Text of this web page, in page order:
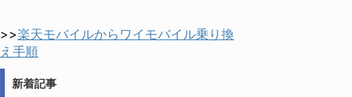
>>楽天モバイルからワイモバイル乗り換
え手順
新着記事